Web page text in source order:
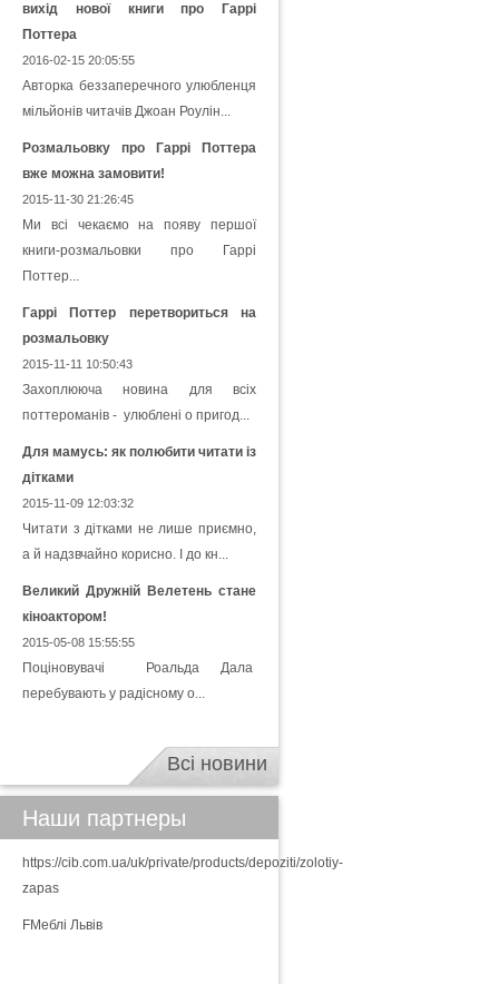
вихід нової книги про Гаррі
Поттера
2016-02-15 20:05:55
Авторка беззаперечного улюбленця
мільйонів читачів Джоан Роулін...
Розмальовку про Гаррі Поттера
вже можна замовити!
2015-11-30 21:26:45
Ми всі чекаємо на появу першої
книги-розмальовки про Гаррі
Поттер...
Гаррі Поттер перетвориться на
розмальовку
2015-11-11 10:50:43
Захоплююча новина для всіх
поттероманів - улюблені о пригод...
Для мамусь: як полюбити читати із
дітками
2015-11-09 12:03:32
Читати з дітками не лише приємно,
а й надзвчайно корисно. І до кн...
Великий Дружній Велетень стане
кіноактором!
2015-05-08 15:55:55
Поціновувачі Роальда Дала
перебувають у радісному о...
Всі новини
Наши партнеры
https://cib.com.ua/uk/private/products/depoziti/zolotiy-
zapas
FМеблі Львів